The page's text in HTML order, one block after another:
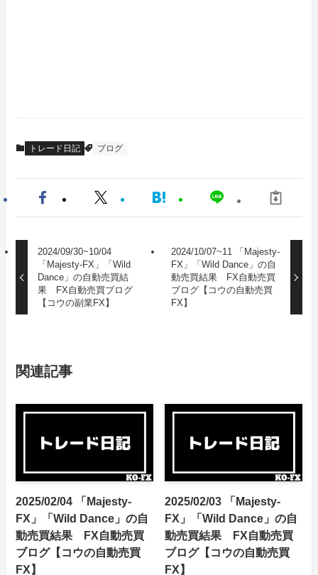
トレード日記 ブログ
2024/09/30~10/04
「Majesty-FX」「Wild
Dance」の自動売買結
果 FX自動売買ブログ
【コウの副業FX】
2024/10/07~11 「Majesty-
FX」「Wild Dance」の自
動売買結果 FX自動売買
ブログ【コウの自動売買
FX】
関連記事
2025/02/04 「Majesty-
FX」「Wild Dance」の自
動売買結果 FX自動売買
ブログ【コウの自動売買
FX】
2025/02/03 「Majesty-
FX」「Wild Dance」の自
動売買結果 FX自動売買
ブログ【コウの自動売買
FX】